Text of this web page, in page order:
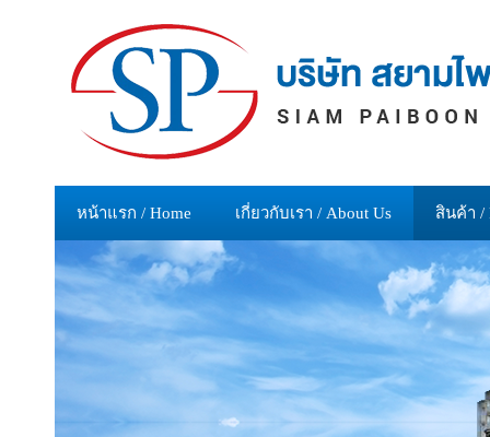
หน้าแรก / Home เกี่ยวกับเรา / About Us สินค้า /